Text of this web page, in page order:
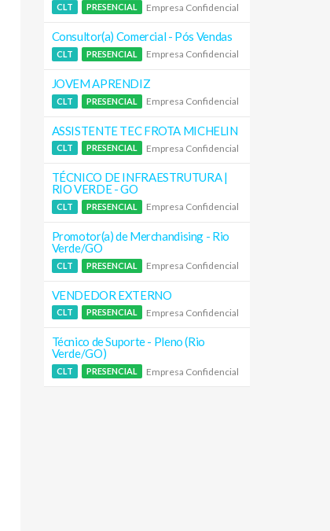
CLT PRESENCIAL Empresa Confidencial
Consultor(a) Comercial - Pós Vendas
CLT PRESENCIAL Empresa Confidencial
JOVEM APRENDIZ
CLT PRESENCIAL Empresa Confidencial
ASSISTENTE TEC FROTA MICHELIN
CLT PRESENCIAL Empresa Confidencial
TÉCNICO DE INFRAESTRUTURA |
RIO VERDE - GO
CLT PRESENCIAL Empresa Confidencial
Promotor(a) de Merchandising - Rio
Verde/GO
CLT PRESENCIAL Empresa Confidencial
VENDEDOR EXTERNO
CLT PRESENCIAL Empresa Confidencial
Técnico de Suporte - Pleno (Rio
Verde/GO)
CLT PRESENCIAL Empresa Confidencial